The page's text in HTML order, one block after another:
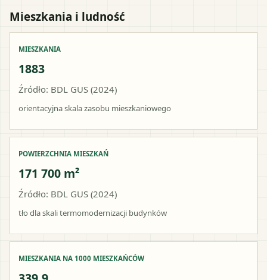
Mieszkania i ludność
MIESZKANIA
1883
Źródło: BDL GUS (2024)
orientacyjna skala zasobu mieszkaniowego
POWIERZCHNIA MIESZKAŃ
171 700 m²
Źródło: BDL GUS (2024)
tło dla skali termomodernizacji budynków
MIESZKANIA NA 1000 MIESZKAŃCÓW